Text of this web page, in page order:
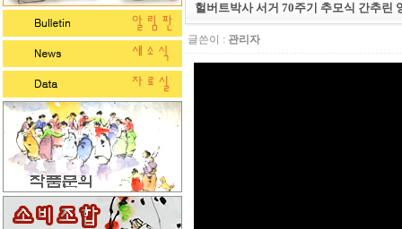
헐버트박사 서거 70주기 추모식 간추린
글쓴이 : 관리자